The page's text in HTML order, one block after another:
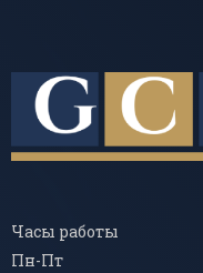
Часы работы
Пн-Пт